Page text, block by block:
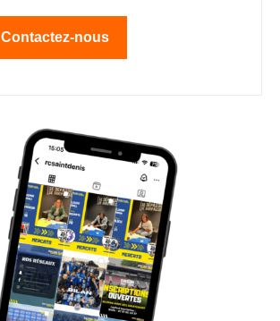
Contactez-nous